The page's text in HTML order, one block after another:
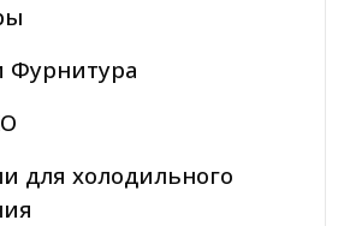
Фурнитура
для холодильного